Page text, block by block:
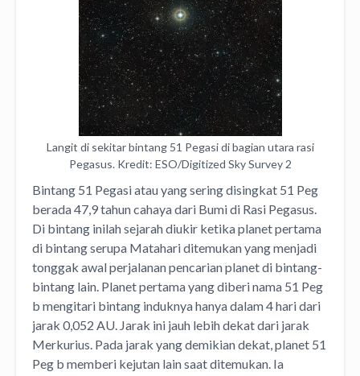
Langit di sekitar bintang 51 Pegasi di bagian utara rasi
Pegasus. Kredit: ESO/Digitized Sky Survey 2
Bintang 51 Pegasi atau yang sering disingkat 51 Peg
berada 47,9 tahun cahaya dari Bumi di Rasi Pegasus.
Di bintang inilah sejarah diukir ketika planet pertama
di bintang serupa Matahari ditemukan yang menjadi
tonggak awal perjalanan pencarian planet di bintang-
bintang lain. Planet pertama yang diberi nama 51 Peg
b mengitari bintang induknya hanya dalam 4 hari dari
jarak 0,052 AU. Jarak ini jauh lebih dekat dari jarak
Merkurius. Pada jarak yang demikian dekat, planet 51
Peg b memberi kejutan lain saat ditemukan. Ia